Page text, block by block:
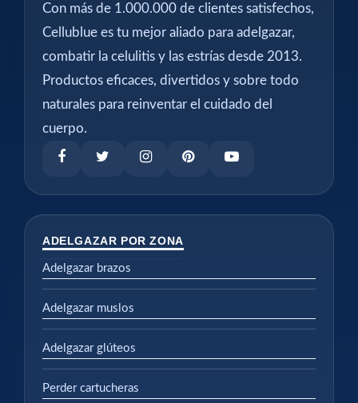
Con más de 1.000.000 de clientes satisfechos,
Cellublue es tu mejor aliado para adelgazar,
combatir la celulitis y las estrías desde 2013.
Productos eficaces, divertidos y sobre todo
naturales para reinventar el cuidado del
cuerpo.
ADELGAZAR POR ZONA
Adelgazar brazos
Adelgazar muslos
Adelgazar glúteos
Perder cartucheras